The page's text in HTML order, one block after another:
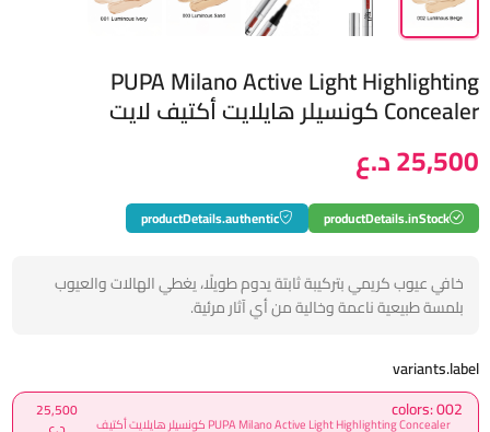
PUPA Milano Active Light Highlighting
Concealer كونسيلر هايلايت أكتيف لايت
25,500 د.ع
productDetails.inStock
productDetails.authentic
خافي عيوب كريمي بتركيبة ثابتة يدوم طويلًا، يغطي الهالات والعيوب
بلمسة طبيعية ناعمة وخالية من أي آثار مرئية.
variants.label
colors: 002
PUPA Milano Active Light Highlighting Concealer كونسيلر هايلايت أكتيف
25,500